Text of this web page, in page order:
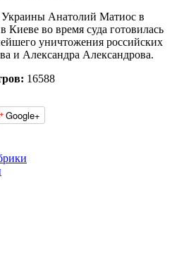
Анатолий Матиос в
Киеве во время суда готовилась
уничтожения российских
и Александра Александрова.
16588
Google+